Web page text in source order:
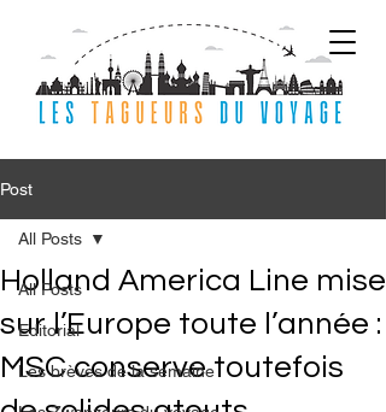
Post
All Posts
Editorial
Les brèves de la semaine
All Posts
Holland America Line mise
sur l’Europe toute l’année :
MSC conserve toutefois